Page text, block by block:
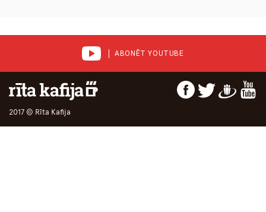
ABONĒT YOUTUBE
2017 © Rīta Kafija